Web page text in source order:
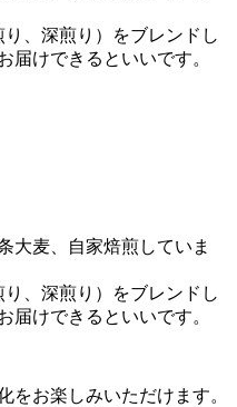
、深煎り）をブレンドし
届けできるといいです。
大麦、自家焙煎していま
、深煎り）をブレンドし
届けできるといいです。
をお楽しみいただけます。